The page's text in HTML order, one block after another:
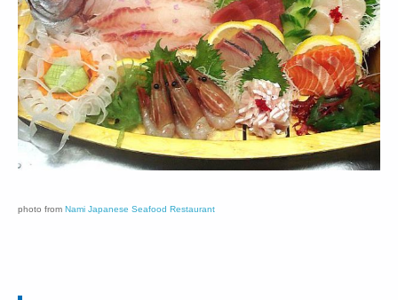
photo from Nami Japanese Seafood Restaurant